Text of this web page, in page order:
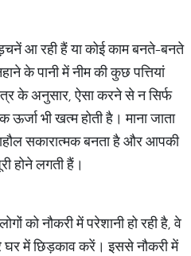
आ रही हैं या कोई काम बनते-बनते
के पानी में नीम की कुछ पत्तियां
के अनुसार, ऐसा करने से न सिर्फ
ऊर्जा भी खत्म होती है। माना जाता
सकारात्मक बनता है और आपकी
होने लगती हैं।
को नौकरी में परेशानी हो रही है, वे
घर में छिड़काव करें। इससे नौकरी में